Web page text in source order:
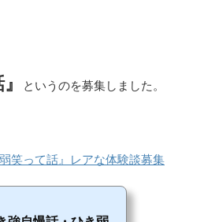
というのを募集しました。
笑って話』レアな体験談募集